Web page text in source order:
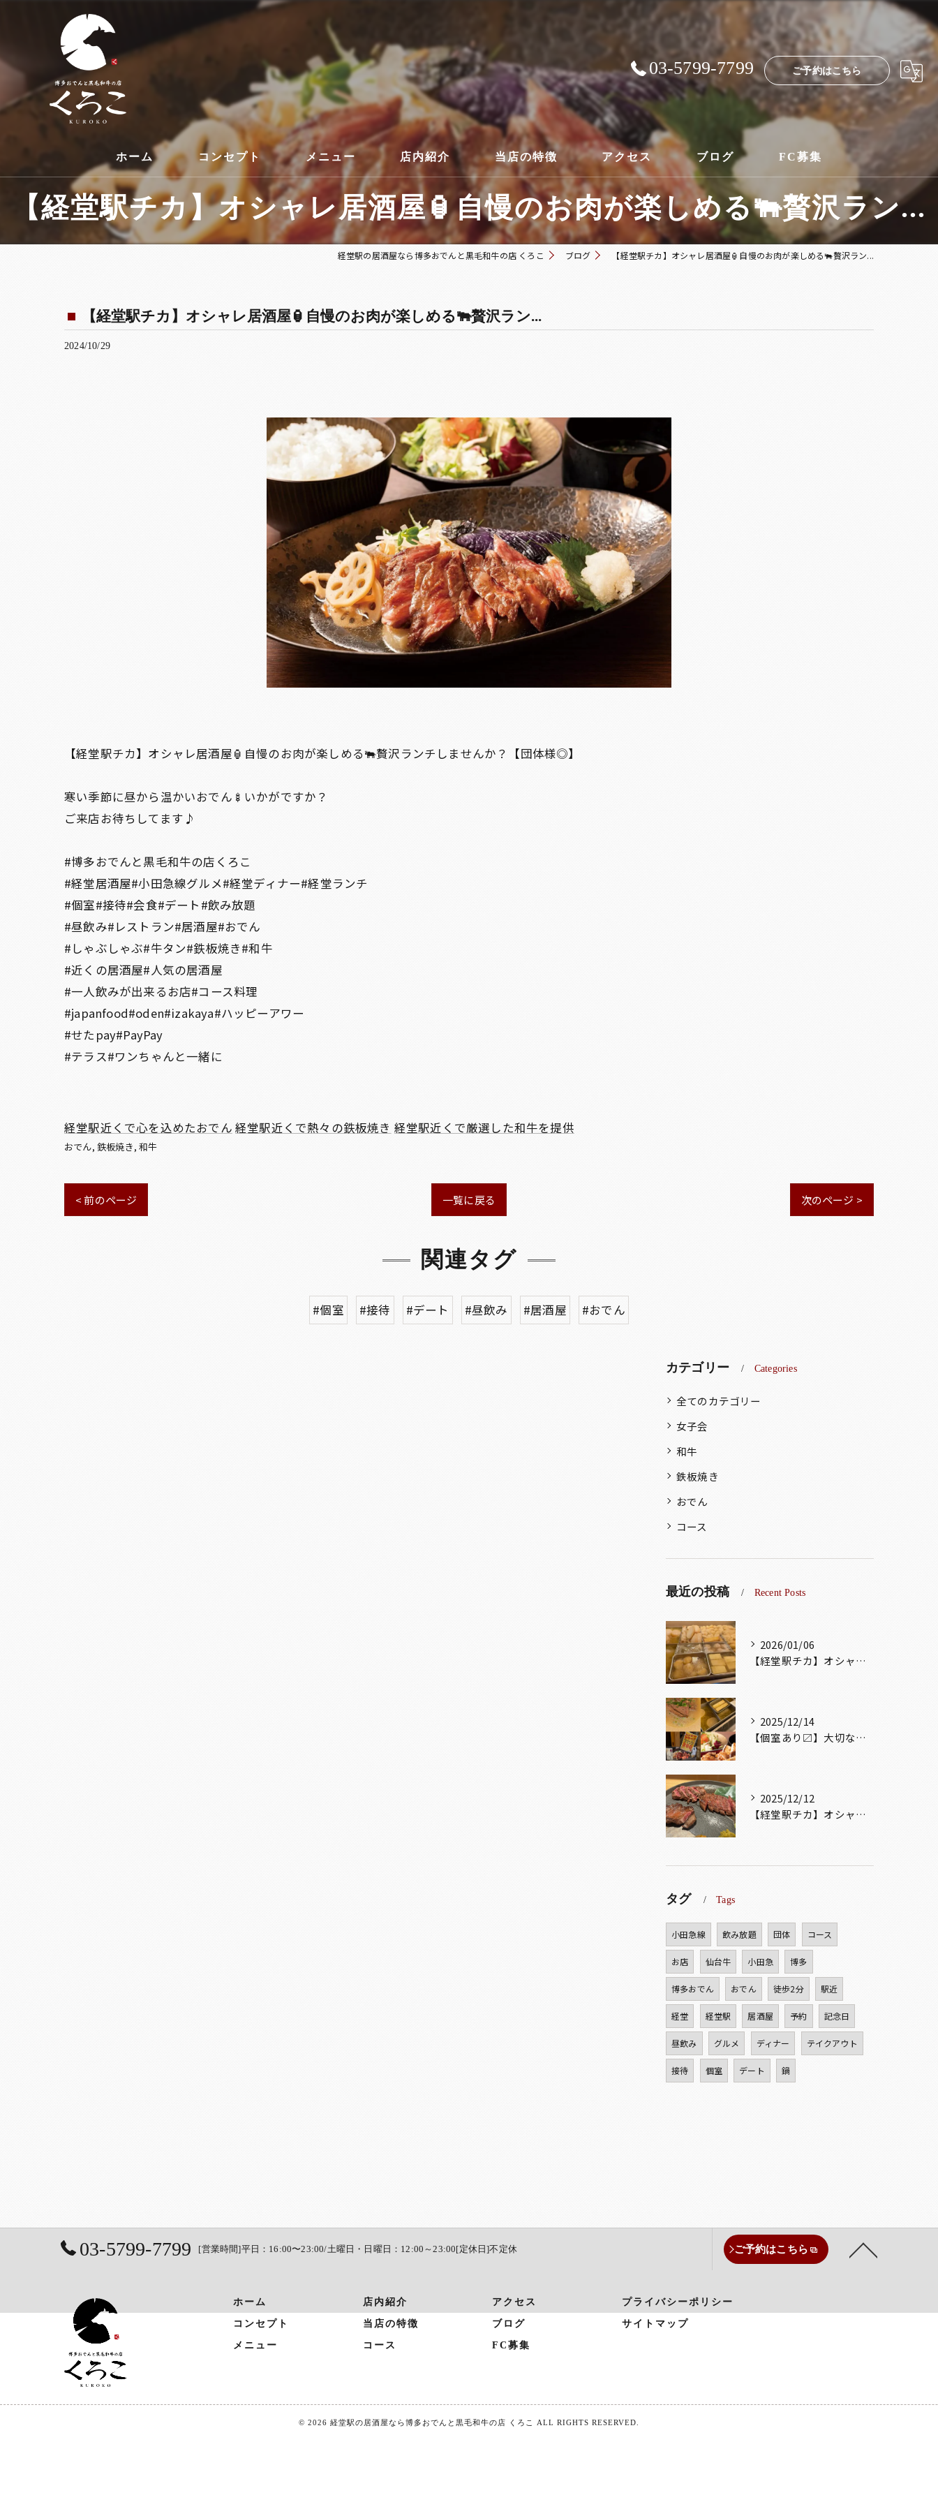
03-5799-7799 ご予約はこちら
ホーム コンセプト メニュー 店内紹介 当店の特徴
コース
アクセス ブログ FC募集
【経堂駅チカ】オシャレ居酒屋🏮自慢のお肉が楽しめる🐃贅沢ラン...
経堂駅の居酒屋なら博多おでんと黒毛和牛の店 くろこ ブログ 【経堂駅チカ】オシャレ居酒屋🏮自慢のお肉が楽しめる🐃贅沢ラン...
【経堂駅チカ】オシャレ居酒屋🏮自慢のお肉が楽しめる🐃贅沢ラン...
2024/10/29
【経堂駅チカ】オシャレ居酒屋🏮自慢のお肉が楽しめる🐃贅沢ランチしませんか？【団体様◎】
寒い季節に昼から温かいおでん🍢いかがですか？
ご来店お待ちしてます♪
#博多おでんと黒毛和牛の店くろこ
#経堂居酒屋#小田急線グルメ#経堂ディナー#経堂ランチ
#個室#接待#会食#デート#飲み放題
#昼飲み#レストラン#居酒屋#おでん
#しゃぶしゃぶ#牛タン#鉄板焼き#和牛
#近くの居酒屋#人気の居酒屋
#一人飲みが出来るお店#コース料理
#japanfood#oden#izakaya#ハッピーアワー
#せたpay#PayPay
#テラス#ワンちゃんと一緒に
経堂駅近くで心を込めたおでん 経堂駅近くで熱々の鉄板焼き 経堂駅近くで厳選した和牛を提供
おでん 鉄板焼き 和牛
< 前のページ 一覧に戻る 次のページ >
関連タグ
#個室 #接待 #デート #昼飲み #居酒屋 #おでん
カテゴリー Categories
全てのカテゴリー
女子会
和牛
鉄板焼き
おでん
コース
最近の投稿 Recent Posts
2026/01/06
【経堂駅チカ】オシャレ居酒屋🏮出汁が美味しいおでんがオススメ...
2025/12/14
【個室あり〼】大切な記念日、お祝い事でのご来店ぜひお待ちして...
2025/12/12
【経堂駅チカ】オシャレ居酒屋🏮自慢のお肉が楽しめる🐃お得なコ...
タグ Tags
小田急線 飲み放題 団体 コース
お店 仙台牛 小田急 博多
博多おでん おでん 徒歩2分 駅近
経堂 経堂駅 居酒屋 予約 記念日
昼飲み グルメ ディナー テイクアウト
接待 個室 デート 鍋
03-5799-7799 [営業時間]平日：16:00〜23:00/土曜日・日曜日：12:00～23:00[定休日]不定休 ご予約はこちら
ホーム
コンセプト
メニュー
店内紹介
当店の特徴
コース
アクセス
ブログ
FC募集
プライバシーポリシー
サイトマップ
© 2026 経堂駅の居酒屋なら博多おでんと黒毛和牛の店 くろこ ALL RIGHTS RESERVED.